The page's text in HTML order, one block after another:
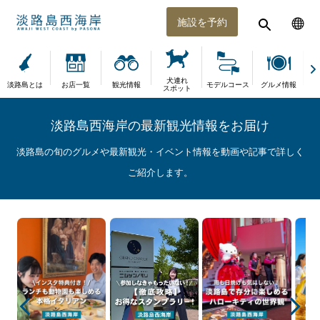
施設を予約
淡路島とは お店一覧 観光情報
犬連れ
スポット
モデルコース グルメ情報
淡路島西海岸の最新観光情報をお届け
淡路島の旬のグルメや最新観光・イベント情報を動画や記事で詳しく
ご紹介します。